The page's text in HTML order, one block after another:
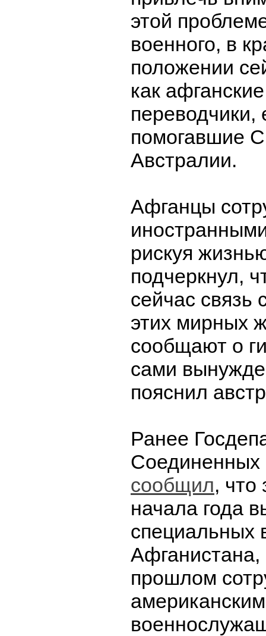
этой
военного, в
положении
как
помогавшие
Австралии.
Афганцы
рискуя
подчеркнул,
сейчас связь
этих мирных
сообщают о
сами
пояснил
Ранее
Соединенных
сообщил, что
начала года
специальных
Афганистана,
прошлом